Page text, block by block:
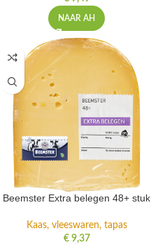
NAAR AH
Beemster Extra belegen 48+ stuk
Kaas, vleeswaren, tapas
€9,37